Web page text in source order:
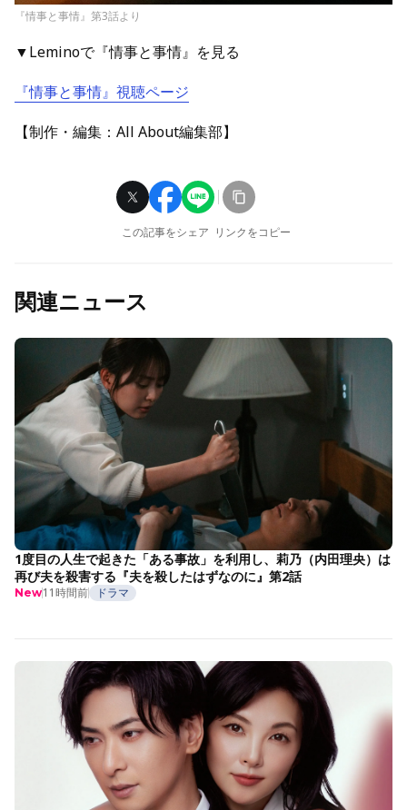
『情事と事情』第3話より
▼Leminoで『情事と事情』を見る
『情事と事情』視聴ページ
【制作・編集：All About編集部】
この記事をシェア リンクをコピー
関連ニュース
1度目の人生で起きた「ある事故」を利用し、莉乃（内田理央）は
再び夫を殺害する『夫を殺したはずなのに』第2話
New11時間前 ドラマ